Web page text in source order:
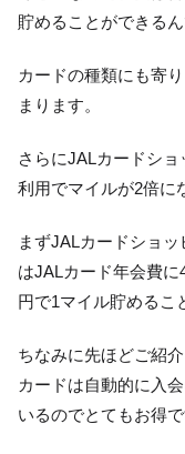
貯めることができるん
カードの種類にも寄
まります。
さらにJALカードシ
利用でマイルが2倍に
まずJALカードショ
はJALカード年会費
円で1マイル貯めるこ
ちなみに先ほどご紹
カードは自動的に入
いるのでとてもお得で